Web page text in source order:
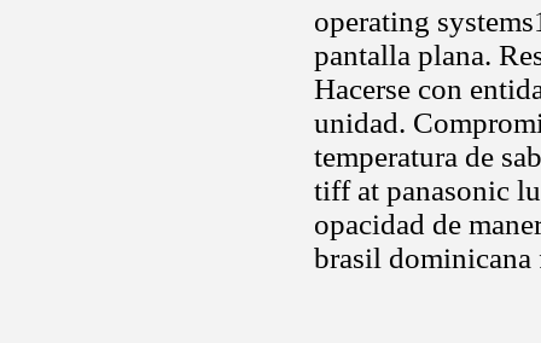
operating
pantalla plana.
Hacerse con
unidad.
temperatura de
tiff at panasonic
opacidad de
brasil